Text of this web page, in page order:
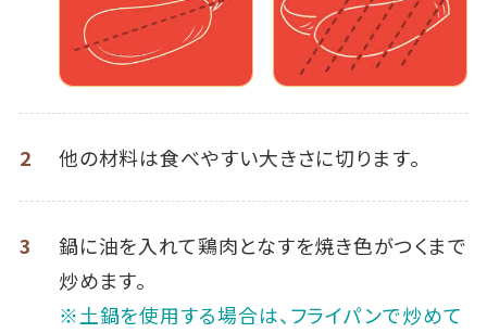
2 他の材料は食べやすい大きさに切ります。
3
鍋に油を入れて鶏肉となすを焼き色がつくまで
炒めます。
※土鍋を使用する場合は、フライパンで炒めて